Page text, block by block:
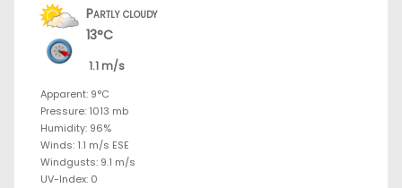
Partly cloudy
13°C
1.1 m/s
Apparent: 9°C
Pressure: 1013 mb
Humidity: 96%
Winds: 1.1 m/s ESE
Windgusts: 9.1 m/s
UV-Index: 0